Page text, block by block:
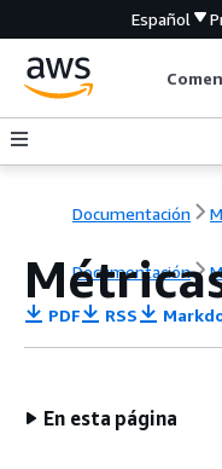
Español
Documentación
Documentación
PDF RSS
En esta página